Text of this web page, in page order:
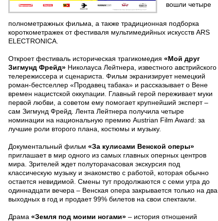
вошли четыре
полнометражных фильма, а также традиционная подборка
короткометражек от фестиваля мультимедийных искусств ARS
ELECTRONICA.
Откроет фестиваль историческая трагикомедия «Мой друг
Зигмунд Фрейд» Николауса Лейтнера, известного австрийского
телережиссера и сценариста. Фильм экранизирует немецкий
роман-бестселлер «Продавец табака» и рассказывает о Вене
времен нацистской оккупации. Главный герой переживает муки
первой любви, а советом ему помогает крупнейший эксперт –
сам Зигмунд Фрейд. Лента Лейтнера получила четыре
номинации на национальную премию Austrian Film Award: за
лучшие роли второго плана, костюмы и музыку.
Документальный фильм «За кулисами Венской оперы»
приглашает в мир одного из самых главных оперных центров
мира. Зрителей ждет полуторачасовая экскурсия под
классическую музыку и знакомство с работой, которая обычно
остается невидимой. Смены тут продолжаются с семи утра до
одиннадцати вечера – Венская опера закрывается только на два
выходных в год и продает 99% билетов на свои спектакли.
Драма «Земля под моими ногами» – история отношений